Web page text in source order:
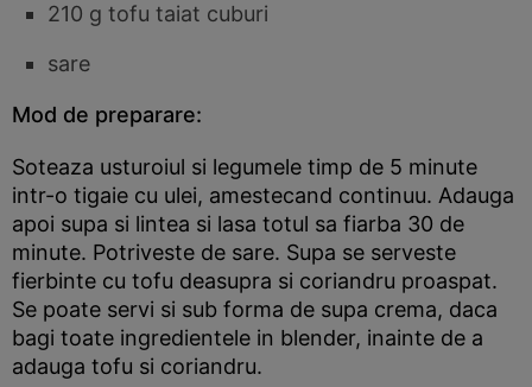
210 g tofu taiat cuburi
sare
Mod de preparare:
Soteaza usturoiul si legumele timp de 5 minute
intr-o tigaie cu ulei, amestecand continuu. Adauga
apoi supa si lintea si lasa totul sa fiarba 30 de
minute. Potriveste de sare. Supa se serveste
fierbinte cu tofu deasupra si coriandru proaspat.
Se poate servi si sub forma de supa crema, daca
bagi toate ingredientele in blender, inainte de a
adauga tofu si coriandru.